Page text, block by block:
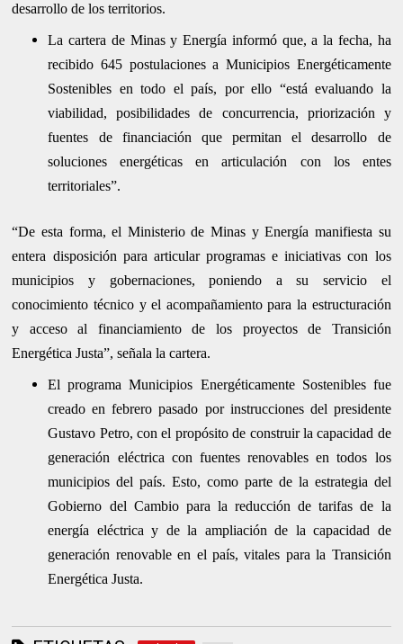
desarrollo de los territorios.
La cartera de Minas y Energía informó que, a la fecha, ha
recibido 645 postulaciones a Municipios Energéticamente
Sostenibles en todo el país, por ello “está evaluando la
viabilidad, posibilidades de concurrencia, priorización y
fuentes de financiación que permitan el desarrollo de
soluciones energéticas en articulación con los entes
territoriales”.
“De esta forma, el Ministerio de Minas y Energía manifiesta su
entera disposición para articular programas e iniciativas con los
municipios y gobernaciones, poniendo a su servicio el
conocimiento técnico y el acompañamiento para la estructuración
y acceso al financiamiento de los proyectos de Transición
Energética Justa”, señala la cartera.
El programa Municipios Energéticamente Sostenibles fue
creado en febrero pasado por instrucciones del presidente
Gustavo Petro, con el propósito de construir la capacidad de
generación eléctrica con fuentes renovables en todos los
municipios del país. Esto, como parte de la estrategia del
Gobierno del Cambio para la reducción de tarifas de la
energía eléctrica y de la ampliación de la capacidad de
generación renovable en el país, vitales para la Transición
Energética Justa.